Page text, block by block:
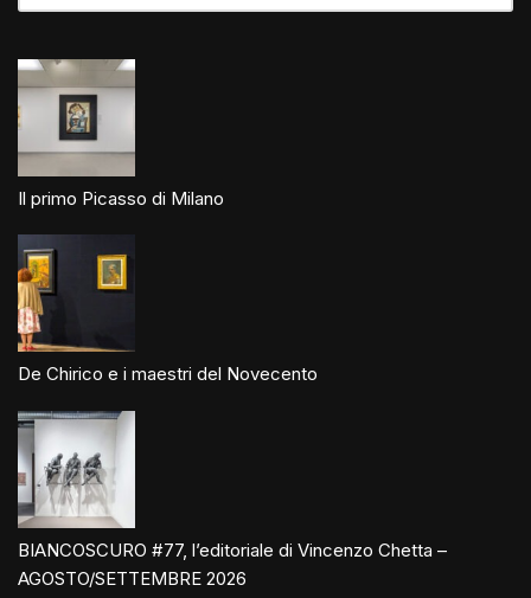
Il primo Picasso di Milano
De Chirico e i maestri del Novecento
BIANCOSCURO #77, l’editoriale di Vincenzo Chetta –
AGOSTO/SETTEMBRE 2026